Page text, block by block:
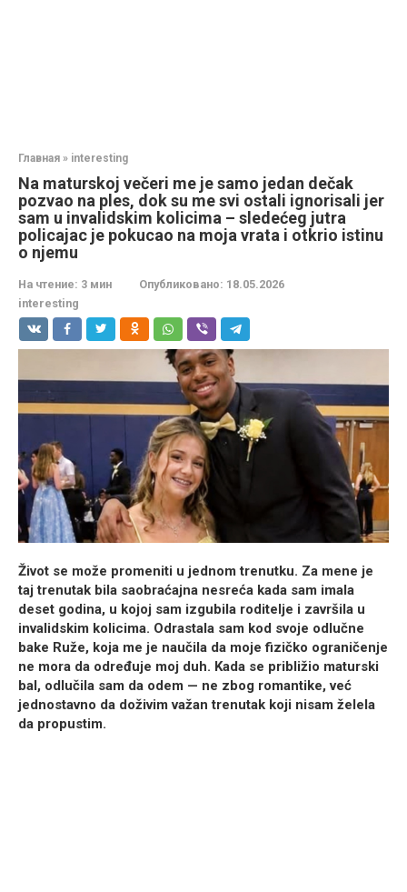
Главная » interesting
Na maturskoj večeri me je samo jedan dečak
pozvao na ples, dok su me svi ostali ignorisali jer
sam u invalidskim kolicima – sledećeg jutra
policajac je pokucao na moja vrata i otkrio istinu
o njemu
На чтение: 3 мин Опубликовано: 18.05.2026
interesting
Život se može promeniti u jednom trenutku. Za mene je
taj trenutak bila saobraćajna nesreća kada sam imala
deset godina, u kojoj sam izgubila roditelje i završila u
invalidskim kolicima. Odrastala sam kod svoje odlučne
bake Ruže, koja me je naučila da moje fizičko ograničenje
ne mora da određuje moj duh. Kada se približio maturski
bal, odlučila sam da odem — ne zbog romantike, već
jednostavno da doživim važan trenutak koji nisam želela
da propustim.